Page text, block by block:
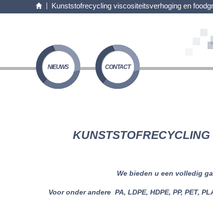
Kunststofrecycling viscositeitsverhoging en
NIEUWS CONTACT
We bieden u een volledig
Voor onder andere PA, LDPE, HDPE, PP, PET,